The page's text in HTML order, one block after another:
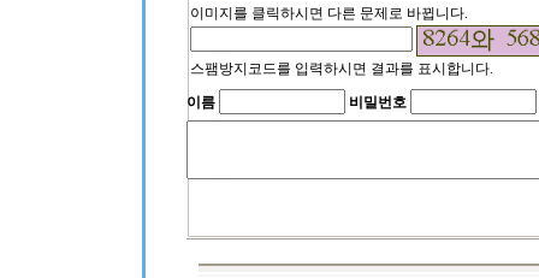
이미지를 클릭하시면 다른 문제로 바뀝니다.
스팸방지코드를 입력하시면 결과를 표시합니다.
이름
비밀번호